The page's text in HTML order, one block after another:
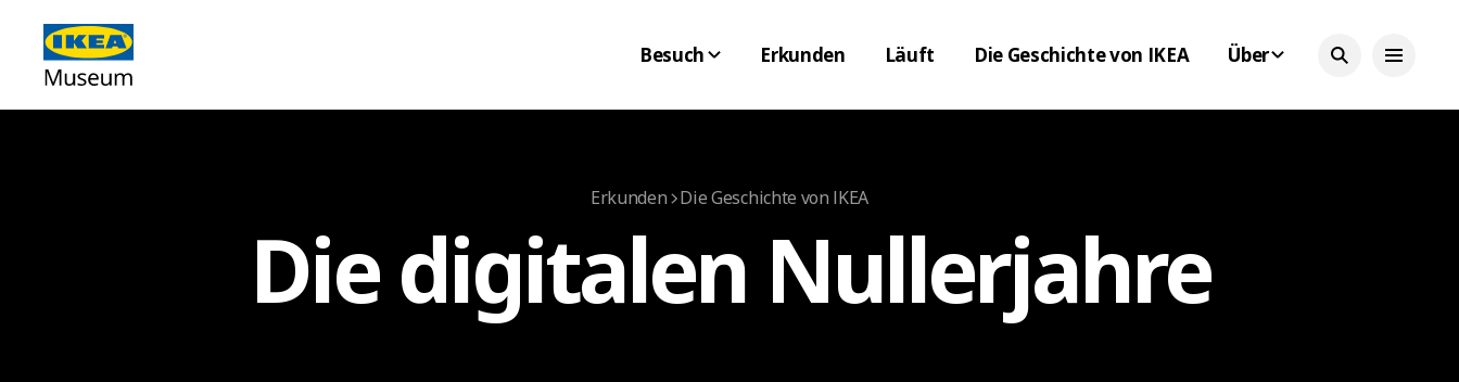
Besuch Erkunden Läuft Die Geschichte von IKEA Über
Erkunden Die Geschichte von IKEA
Die digitalen Nullerjahre